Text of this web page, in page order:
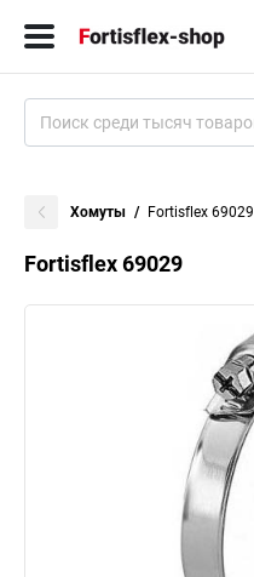
Хомуты Fortisflex 69029
Fortisflex 69029